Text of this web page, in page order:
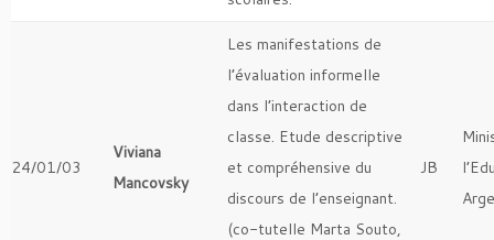
24/01/03
Viviana
Mancovsky
Les manifestations de
l’évaluation informelle
dans l’interaction de
classe. Etude descriptive
et compréhensive du
discours de l’enseignant.
(co-tutelle Marta Souto,
JB